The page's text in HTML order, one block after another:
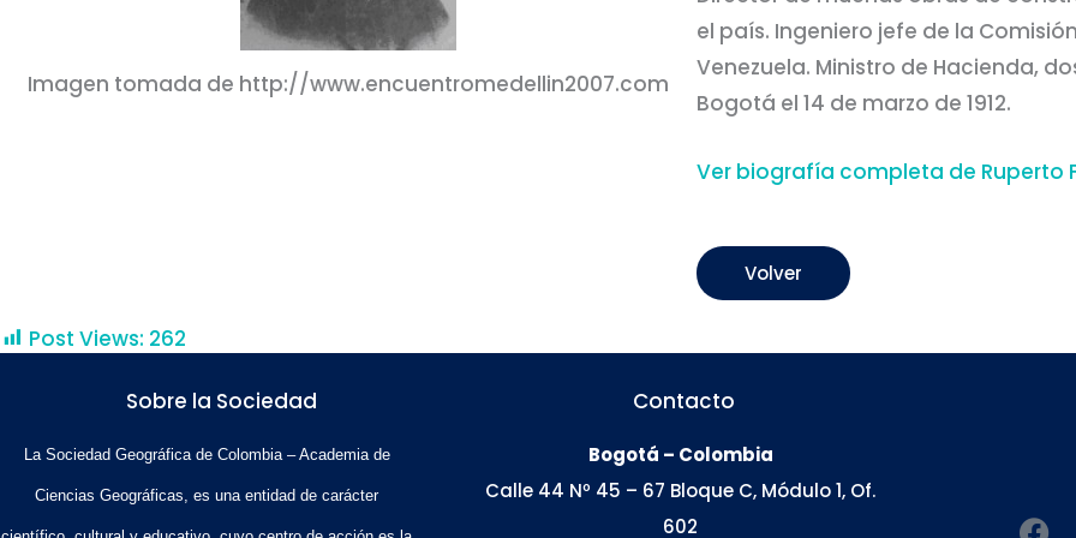
Imagen tomada de http://www.encuentromedellin2007.com
el país. Ingeniero jefe de la
Venezuela. Ministro de Hacienda,
Bogotá el 14 de marzo de 1912.
Ver biografía completa de Ruperto
Volver
Post Views: 262
Sobre la Sociedad
La Sociedad Geográfica de Colombia – Academia de
Ciencias Geográficas, es una entidad de carácter
Contacto
Bogotá – Colombia
Calle 44 Nº 45 – 67 Bloque C, Módulo 1, Of.
602
F